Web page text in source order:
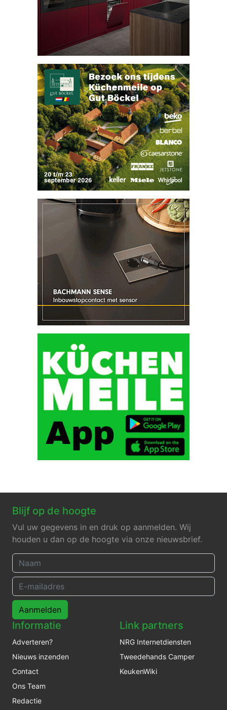
Blijf op de hoogte
Vul uw gegevens in en druk op aanmelden. Wij
houden u dan op de hoogte via onze nieuwsbrief.
Aanmelden
Informatie
Adverteren?
Nieuws inzenden
Contact
Ons Team
Redactie
Link partners
NRG Internetdiensten
Tweedehands Camper
KeukenWiki